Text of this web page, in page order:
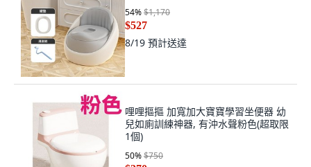
54%$1,170
$527
8/19 預計送達
哩哩摳摳 加寬加大寶寶學習坐便器 幼
兒如廁訓練神器, 有沖水聲粉色(超取限
1個)
50%$750